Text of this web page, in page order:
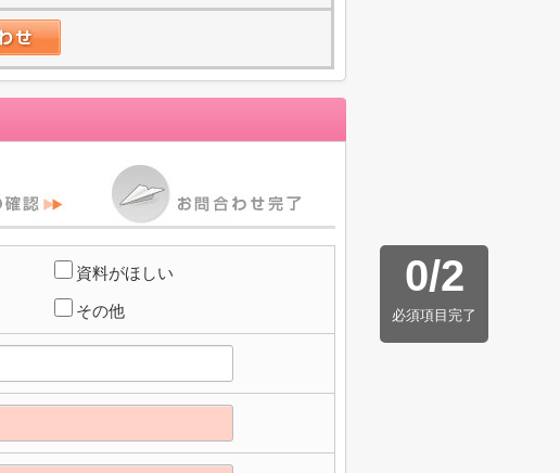
0/2
必須項目完了
資料がほしい
その他